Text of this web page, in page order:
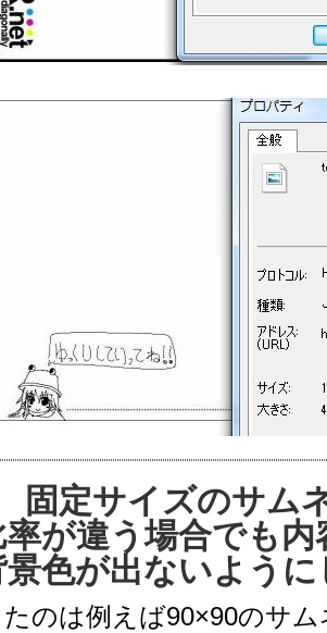
定サイズのサム
が違う場合でも
景色が出ないよう
のは例えば90×90のサ